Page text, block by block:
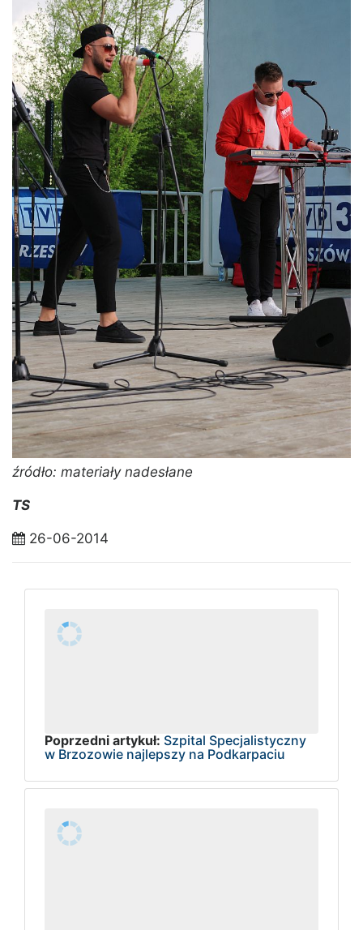
źródło: materiały nadesłane
TS
26-06-2014
Poprzedni artykuł: Szpital Specjalistyczny
w Brzozowie najlepszy na Podkarpaciu